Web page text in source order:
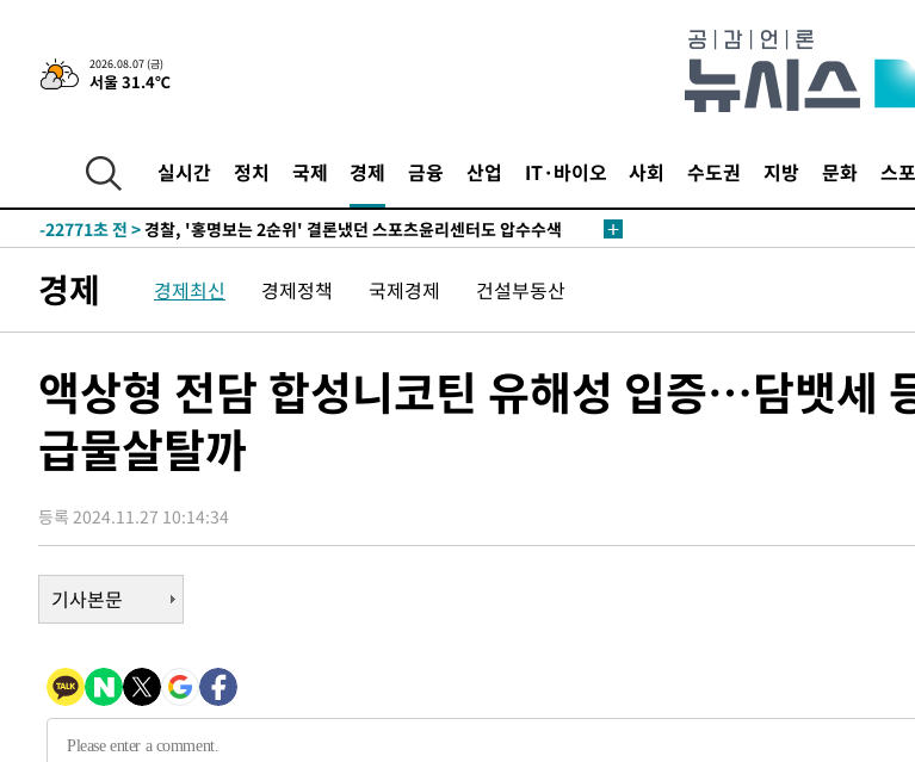
2026.08.07 (금)
서울 31.4℃
실시간 정치 국제 경제 금융 산업 IT·바이오 사회 수도권 지방 문화 스
3시간 전 >내일까지 39도 '펄펄'…기상청 "태풍 지나며 폭염 잠시 꺾인다"
-25857초 전 >'월드컵 탈락 후폭풍' 축구협회…11시간 걸린 초유의 압수수색(종
-24086초 전 >
축구협회, 15년 전 심판 성 접대 파문에 "현재는 내부 지침 준수"
-22771초 전 >
-8367초 전 > [속보]합참 "北 발사체는 단거리탄도미사일…감시·경계태세 강화"
-6545초 전 >
[속보] SKT, 에이닷 서비스 장애 발생…"원인 파악 중"
-5951초 전 >[속보]합참 "북, 동해상으로 미상 발사체 발사"
-5306초 전 >[속보]7~9일 프로야구 3연전도 폭염 취소…11일 재개
-4968초 전 > "韓 외환시장 개입 관측 배경엔 美의 대한국 무역적자 있어"
-4795초 전 >'월드컵 탈락 후폭풍' 축구협회…초유의 압수수색에 '충격·당황'
-4197초 전 >[속보]종합특검, 대검 추가 압수수색…내란 중요임무종사 혐의
-222초 전 > [속보]코스피, 301.88포인트(4.58%) 내린 6296.38 마감
-87초 전 >[속보]원·달러 환율, 0.7원 내린 1423.8원 마감
38분 전 >"여기 떨어졌다"…다누리, 스페이스X 로켓 달 충돌 흔적 포착
1시간 전 >손흥민, 5경기 연속골 실패…LAFC는 승부차기 끝 과달라하라 격파
경제 경제최신 경제정책 국제경제 건설부동산
액상형 전담 합성니코틴 유해성 입증…담뱃세
급물살탈까
등록 2024.11.27 10:14:34
기사본문